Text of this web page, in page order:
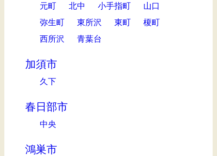
元町 北中 小手指町
山口
弥生町
東所沢 東町
榎町
西所沢
青葉台
加須市
久下
春日部市
中央
鴻巣市